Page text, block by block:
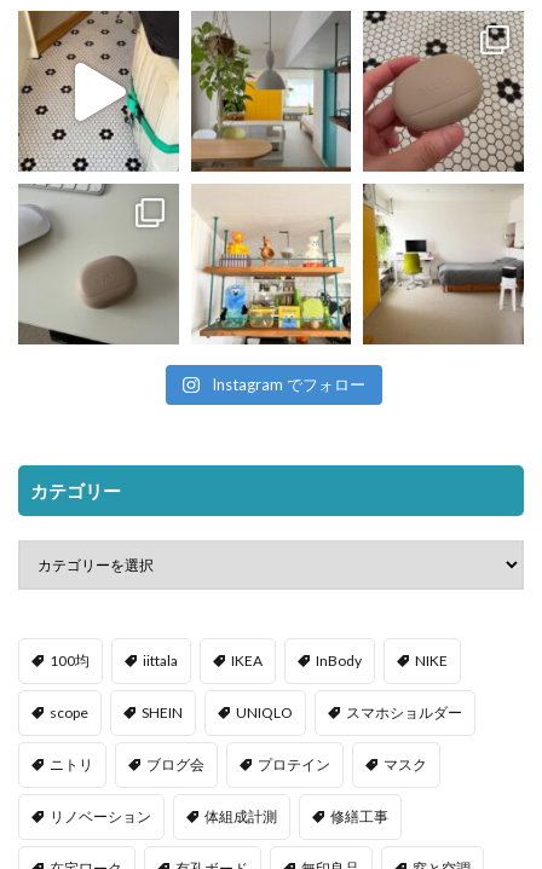
Instagram でフォロー
カテゴリー
100均 iittala IKEA InBody NIKE
scope SHEIN UNIQLO スマホショルダー
ニトリ ブログ会 プロテイン マスク
リノベーション 体組成計測 修繕工事